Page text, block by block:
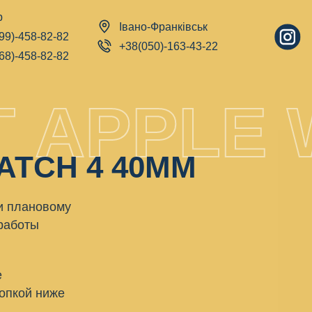
458-82-82
458-82-82
Івано-Франківськ
+38(050)-163-43-22
4 40MM
плановому
ниже